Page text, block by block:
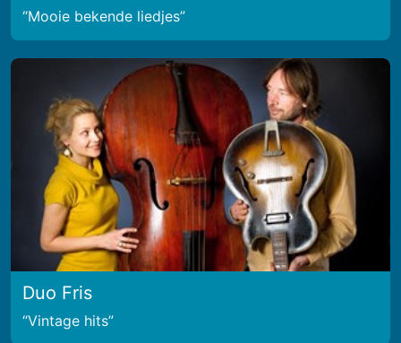
Mooie bekende liedjes
Duo Fris
Vintage hits